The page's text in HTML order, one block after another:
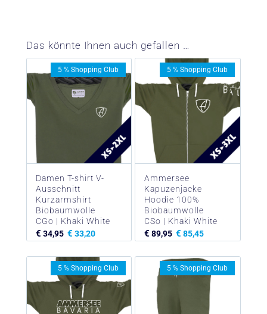
Das könnte Ihnen auch gefallen …
Damen T-shirt V-
Ausschnitt
Kurzarmshirt
Biobaumwolle
CGo | Khaki White
€ 34,95 € 33,20
5 % Shopping Club
Ammersee
Kapuzenjacke
Hoodie 100%
Biobaumwolle
CSo | Khaki White
€ 89,95 € 85,45
5 % Shopping Club
5 % Shopping Club 5 % Shopping Club